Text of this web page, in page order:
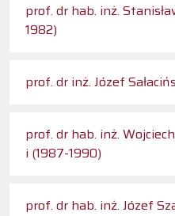
prof. dr hab. inż.
1982)
prof. dr inż. Józef
prof. dr hab. inż.
i (1987-1990)
prof. dr hab. inż. Józef